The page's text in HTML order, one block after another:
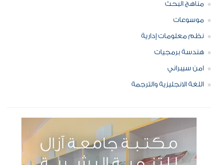
مناهج البحث
موسوعات
نظم معلومات إدارية
هندسة برمجيات
امن سيبراني
اللغة الانجليزية والترجمة